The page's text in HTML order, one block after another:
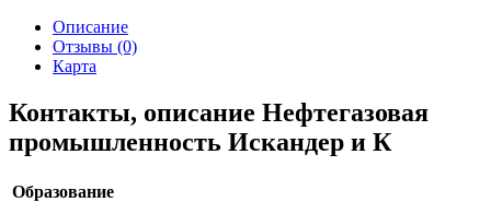
Описание
Отзывы (0)
Карта
Контакты, описание Нефтегазовая
промышленность Искандер и К
Образование